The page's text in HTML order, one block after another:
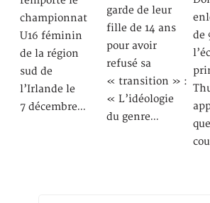
championnat
U16 féminin
de la région
sud de
l’Irlande le
7 décembre…
garde de leur
fille de 14 ans
pour avoir
refusé sa
« transition » :
« L’idéologie
du genre…
de